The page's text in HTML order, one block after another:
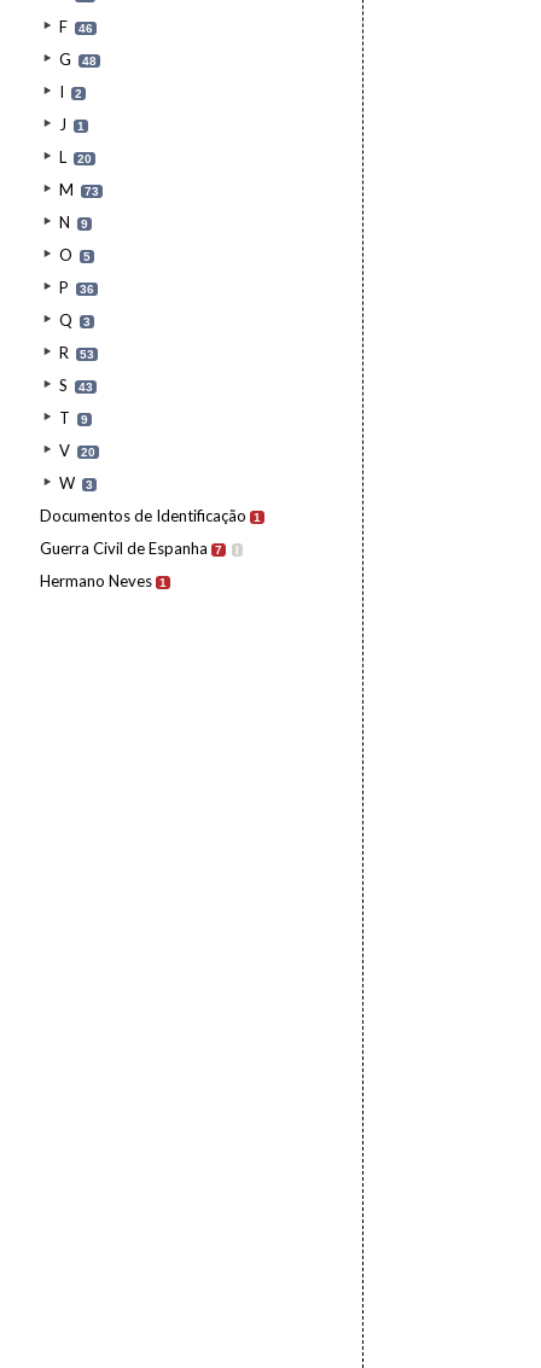
F 46
G 48
I 2
J 1
L 20
M 73
N 9
O 5
P 36
Q 3
R 53
S 43
T 9
V 20
W 3
Documentos de Identificação 1
Guerra Civil de Espanha 7 I
Hermano Neves 1